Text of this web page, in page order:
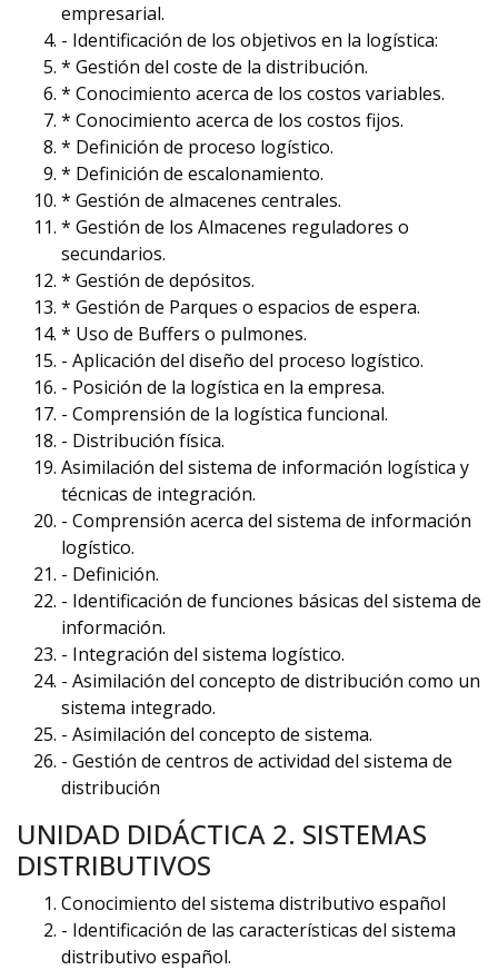
empresarial.
- Identificación de los objetivos en la logística:
* Gestión del coste de la distribución.
* Conocimiento acerca de los costos variables.
* Conocimiento acerca de los costos fijos.
* Definición de proceso logístico.
* Definición de escalonamiento.
* Gestión de almacenes centrales.
* Gestión de los Almacenes reguladores o
secundarios.
* Gestión de depósitos.
* Gestión de Parques o espacios de espera.
* Uso de Buffers o pulmones.
- Aplicación del diseño del proceso logístico.
- Posición de la logística en la empresa.
- Comprensión de la logística funcional.
- Distribución física.
Asimilación del sistema de información logística y
técnicas de integración.
- Comprensión acerca del sistema de información
logístico.
- Definición.
- Identificación de funciones básicas del sistema de
información.
- Integración del sistema logístico.
- Asimilación del concepto de distribución como un
sistema integrado.
- Asimilación del concepto de sistema.
- Gestión de centros de actividad del sistema de
distribución
UNIDAD DIDÁCTICA 2. SISTEMAS
DISTRIBUTIVOS
Conocimiento del sistema distributivo español
- Identificación de las características del sistema
distributivo español.